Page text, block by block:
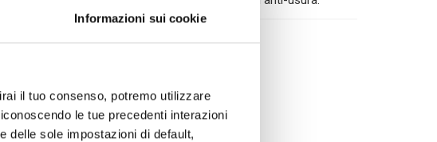
Informazioni sui cookie
il tuo consenso, potremo utilizzare
le tue precedenti interazioni
delle sole impostazioni di default,
agenti chimici corrosivi